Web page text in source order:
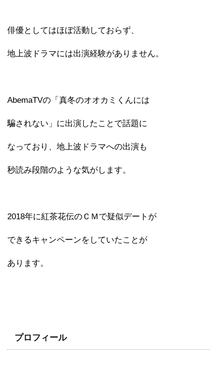
俳優としてはほぼ活動しておらず、
地上波ドラマには出演経験がありません。
AbemaTVの「真冬のオオカミくんには
騙されない」に出演したことで話題に
なっており、地上波ドラマへの出演も
秒読み段階のような気がします。
2018年に紅茶花伝のＣＭで疑似デートが
できるキャンペーンをしていたことが
あります。
プロフィール